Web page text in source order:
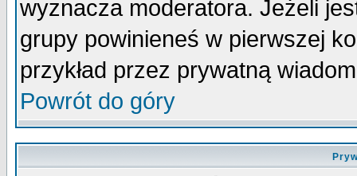
wyznacza moderatora. Jeżeli
grupy powinieneś w pierwszej
przykład przez prywatną
Powrót do góry